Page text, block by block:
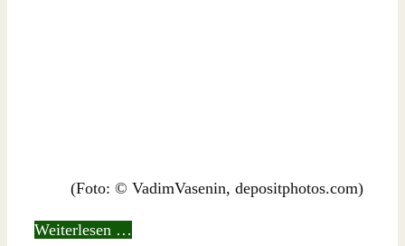
(Foto: © VadimVasenin, depositphotos.com)
Weiterlesen …